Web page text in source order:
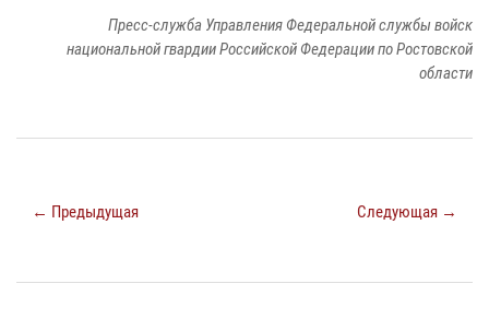
Пресс-служба Управления Федеральной службы войск
национальной гвардии Российской Федерации по Ростовской
области
← Предыдущая Следующая →